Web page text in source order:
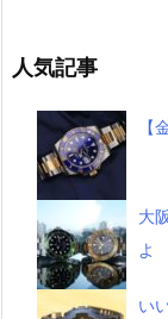
人気記事
【
大
よ
い